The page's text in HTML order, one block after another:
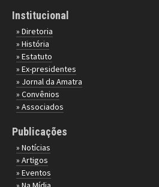
Institucional
» Diretoria
» História
» Estatuto
» Ex-presidentes
» Jornal da Amatra
» Convênios
» Associados
Publicações
» Notícias
» Artigos
» Eventos